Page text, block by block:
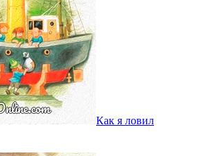
Как я ловил